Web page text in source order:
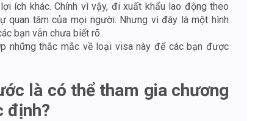
ích khác. Chính vì vậy, đi xuất khẩu lao động theo
quan tâm của mọi người. Nhưng vì đây là một hình
bạn vẫn chưa biết rõ.
những thắc mắc về loại visa này để các bạn được
là có thể tham gia chương
định?